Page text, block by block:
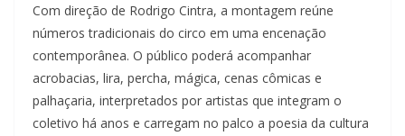
Com direção de Rodrigo Cintra, a montagem reúne
números tradicionais do circo em uma encenação
contemporânea. O público poderá acompanhar
acrobacias, lira, percha, mágica, cenas cômicas e
palhaçaria, interpretados por artistas que integram o
coletivo há anos e carregam no palco a poesia da cultura